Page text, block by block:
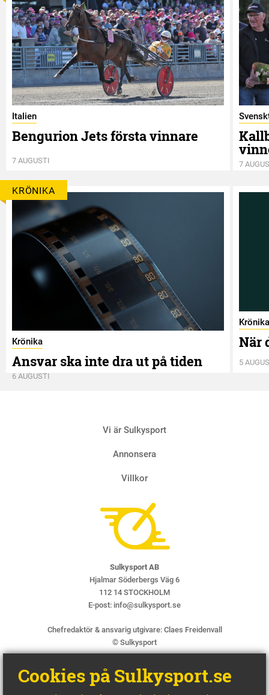
Italien
Bengurion Jets första vinnare
7 AUGUSTI 7
KRÖNIKA
Krönika
Ansvar ska inte dra ut på tiden
6 AUGUSTI
Krönika
När
5
Vi är Sulkysport
Annonsera
Villkor
Sulkysport AB
Hjalmar Söderbergs Väg 6
112 14 STOCKHOLM
E-post: info@sulkysport.se
Chefredaktör & ansvarig utgivare: Claes Freidenvall
© Sulkysport
Cookies på Sulkysport.se